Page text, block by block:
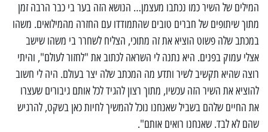
המילים של השיר כמו נכתבו מעצמן… הנושא הזה בער בי כבר הרבה זמן
מתוך שיתופים של חברים טובים שהתמודדו עם החזרה מהמילואים. משהו
במכתב שלה פשוט הוציא את זה מתוכי, הצליח לשחרר בי משהו שישב
אצלי עמוק בפנים. היא נתנה לי השראה לכתוב את "לחזור לעולם", והיתי
רוצה שהיא תקשיב לשיר ותדע מה המכתב שלה יצר בעולם. היה לי חשוב
להוציא את השיר הזה עכשיו, מתוך רצון להגיד לכל אותם גיבורים שעצרו
את החיים שלהם בשביל שאנחנו נוכל להמשיך לחיות כאן בשקט, להרגיש
שהם לא לבד. שאנחנו רואים אותם".